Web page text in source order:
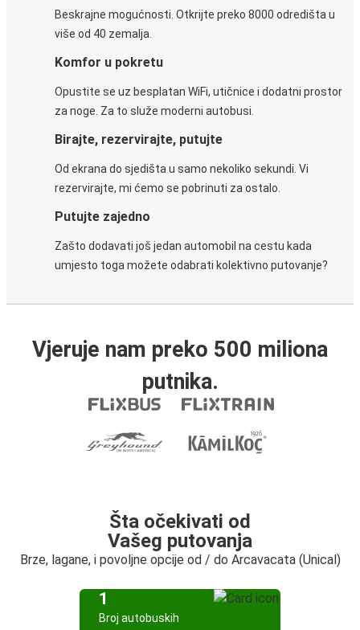
Beskrajne mogućnosti. Otkrijte preko 8000 odredišta u
više od 40 zemalja.
Komfor u pokretu
Opustite se uz besplatan WiFi, utičnice i dodatni prostor
za noge. Za to služe moderni autobusi.
Birajte, rezervirajte, putujte
Od ekrana do sjedišta u samo nekoliko sekundi. Vi
rezervirajte, mi ćemo se pobrinuti za ostalo.
Putujte zajedno
Zašto dodavati još jedan automobil na cestu kada
umjesto toga možete odabrati kolektivno putovanje?
Vjeruje nam preko 500 miliona
putnika.
Šta očekivati od
Vašeg putovanja
Brze, lagane, i povoljne opcije od / do Arcavacata (Unical)
1
Broj autobuskih